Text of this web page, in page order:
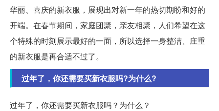
华丽、喜庆的新衣服，展现出对新一年的热切期盼和好的
开端。在春节期间，家庭团聚，亲友相聚，人们希望在这
个特殊的时刻展示最好的一面，所以选择一身整洁、庄重
的新衣服是再合适不过了。
过年了，你还需要买新衣服吗?为什么?
过年了，你还需要买新衣服吗？为什么？